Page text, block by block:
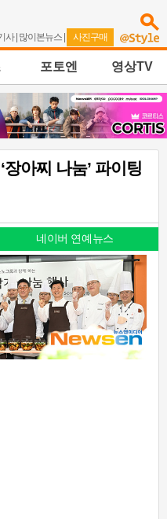
사| 많이본뉴스 | 사진구매
포토엔 영상TV
아찌 나눔’ 파이팅
네이버 연예뉴스